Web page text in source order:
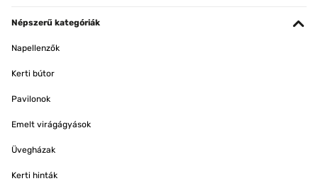
Népszerű kategóriák
Napellenzők
Kerti bútor
Pavilonok
Emelt virágágyások
Üvegházak
Kerti hinták